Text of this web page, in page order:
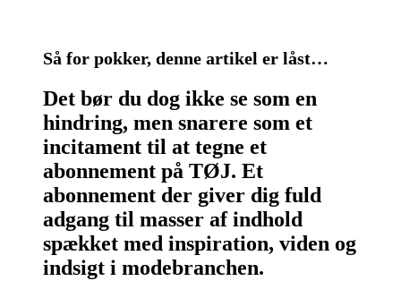
Så for pokker, denne artikel er låst…
Det bør du dog ikke se som en
hindring, men snarere som et
incitament til at tegne et
abonnement på TØJ. Et
abonnement der giver dig fuld
adgang til masser af indhold
spækket med inspiration, viden og
indsigt i modebranchen.